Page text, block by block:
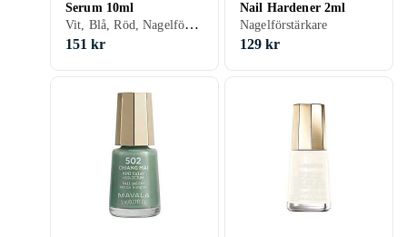
Serum 10ml
Vit, Blå, Röd, Nagelförstärkare, Snabbtorkning
151 kr
Nail Hardener 2ml
Nagelförstärkare
129 kr